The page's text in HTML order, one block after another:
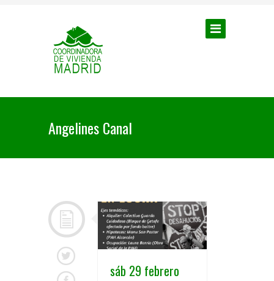
Angelines Canal
sáb 29 febrero